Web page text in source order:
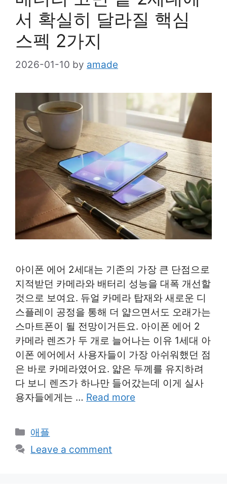
서 확실히 달라질 핵심
스펙 2가지
2026-01-10 by amade
아이폰 에어 2세대는 기존의 가장 큰 단점으로
지적받던 카메라와 배터리 성능을 대폭 개선할
것으로 보여요. 듀얼 카메라 탑재와 새로운 디
스플레이 공정을 통해 더 얇으면서도 오래가는
스마트폰이 될 전망이거든요. 아이폰 에어 2
카메라 렌즈가 두 개로 늘어나는 이유 1세대 아
이폰 에어에서 사용자들이 가장 아쉬워했던 점
은 바로 카메라였어요. 얇은 두께를 유지하려
다 보니 렌즈가 하나만 들어갔는데 이게 실사
용자들에게는 … Read more
Categories
애플
Leave a comment